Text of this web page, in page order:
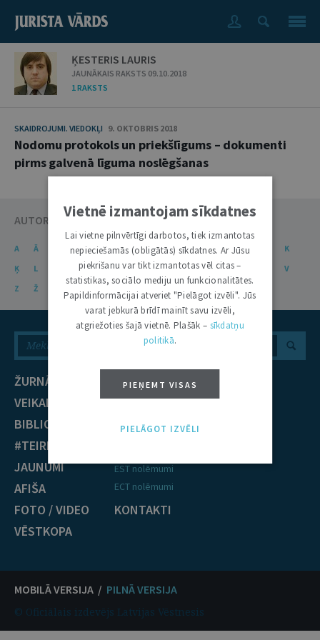
ĶESTERIS LAURIS
JAUNĀKAIS RAKSTS 09.10.2018
1 RAKSTS
SKAIDROJUMI. VIEDOKĻI 9. OKTOBRIS 2018
Nodomu protokols un priekšlīgums – dokumenti
pirms galvenā līguma noslēgšanas
AUTORU KATALOGS
A Ā C Č D E Ē F G Ģ H I
K
Ķ
L N Ņ O P R S Š T
V
Z
Ž
ŽURNĀLS
VEIKALS
BIBLIOTĒKA
#TEIRDARBS
JAUNUMI
AFIŠA
FOTO / VIDEO
VĒSTKOPA
NOZARES
Krimināltiesības
EST nolēmumi
ECT nolēmumi
KONTAKTI
MOBILĀ VERSIJA / PILNĀ VERSIJA
© Oficiālais izdevējs Latvijas Vēstnesis
Vietnē izmantojam sīkdatnes
Lai vietne pilnvērtīgi darbotos, tiek izmantotas
nepieciešamās (obligātās) sīkdatnes. Ar Jūsu
piekrišanu var tikt izmantotas vēl citas –
statistikas, sociālo mediju un funkcionalitātes.
Papildinformācijai atveriet "Pielāgot izvēli". Jūs
varat jebkurā brīdī mainīt savu izvēli,
atgriežoties šajā vietnē. Plašāk – sīkdatņu
politikā.
PIEŅEMT VISAS
PIELĀGOT IZVĒLI